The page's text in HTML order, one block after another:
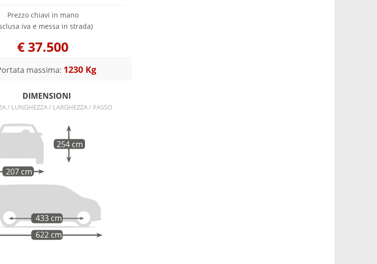
Prezzo chiavi in mano
iva e messa in strada)
€ 37.500
massima: 1230 Kg
DIMENSIONI
/ LUNGHEZZA / LARGHEZZA / PASSO
207 cm
254 cm
622 cm
433 cm